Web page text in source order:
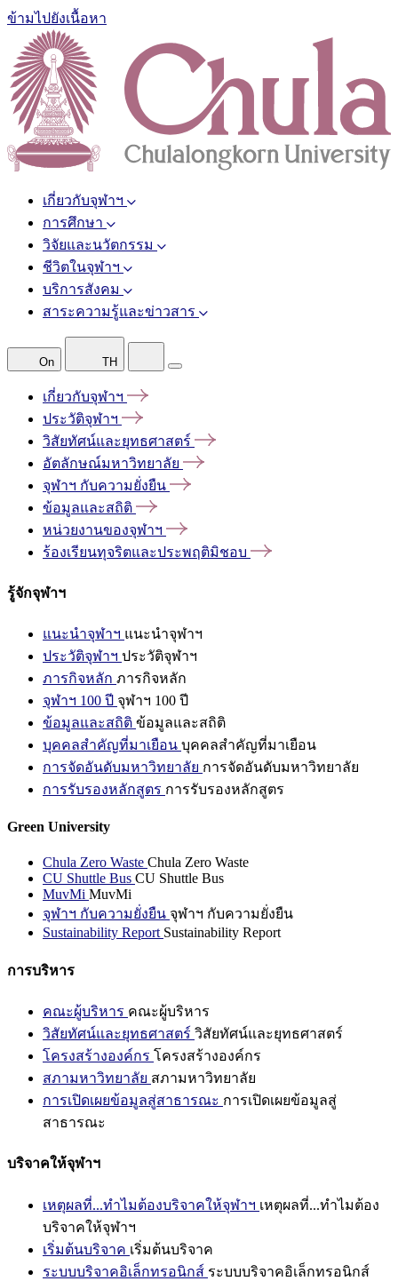
ข้ามไปยังเนื้อหา
เกี่ยวกับจุฬาฯ
การศึกษา
วิจัยและนวัตกรรม
ชีวิตในจุฬาฯ
บริการสังคม
สาระความรู้และข่าวสาร
On TH
เกี่ยวกับจุฬาฯ
ประวัติจุฬาฯ
วิสัยทัศน์และยุทธศาสตร์
อัตลักษณ์มหาวิทยาลัย
จุฬาฯ กับความยั่งยืน
ข้อมูลและสถิติ
หน่วยงานของจุฬาฯ
ร้องเรียนทุจริตและประพฤติมิชอบ
รู้จักจุฬาฯ
แนะนำจุฬาฯ แนะนำจุฬาฯ
ประวัติจุฬาฯ ประวัติจุฬาฯ
ภารกิจหลัก ภารกิจหลัก
จุฬาฯ 100 ปี จุฬาฯ 100 ปี
ข้อมูลและสถิติ ข้อมูลและสถิติ
บุคคลสำคัญที่มาเยือน บุคคลสำคัญที่มาเยือน
การจัดอันดับมหาวิทยาลัย การจัดอันดับมหาวิทยาลัย
การรับรองหลักสูตร การรับรองหลักสูตร
Green University
Chula Zero Waste Chula Zero Waste
CU Shuttle Bus CU Shuttle Bus
MuvMi MuvMi
จุฬาฯ กับความยั่งยืน จุฬาฯ กับความยั่งยืน
Sustainability Report Sustainability Report
การบริหาร
คณะผู้บริหาร คณะผู้บริหาร
วิสัยทัศน์และยุทธศาสตร์ วิสัยทัศน์และยุทธศาสตร์
โครงสร้างองค์กร โครงสร้างองค์กร
สภามหาวิทยาลัย สภามหาวิทยาลัย
การเปิดเผยข้อมูลสู่สาธารณะ การเปิดเผยข้อมูลสู่
สาธารณะ
บริจาคให้จุฬาฯ
เหตุผลที่...ทำไมต้องบริจาคให้จุฬาฯ เหตุผลที่...ทำไมต้อง
บริจาคให้จุฬาฯ
เริ่มต้นบริจาค เริ่มต้นบริจาค
ระบบบริจาคอิเล็กทรอนิกส์ ระบบบริจาคอิเล็กทรอนิกส์